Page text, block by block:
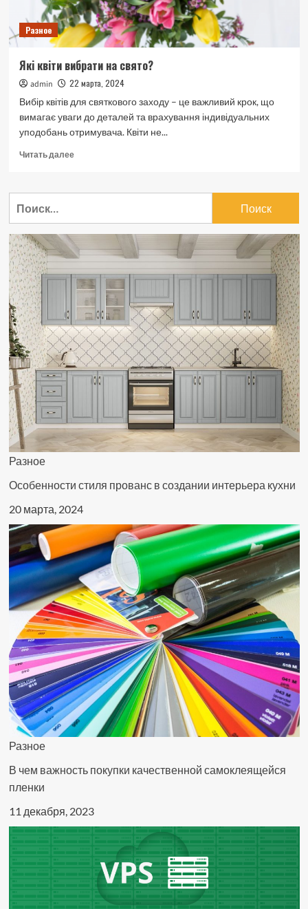
Разное
Які квіти вибрати на свято?
admin
22 марта, 2024
Вибір квітів для святкового заходу – це важливий крок, що
вимагає уваги до деталей та врахування індивідуальних
уподобань отримувача. Квіти не...
Читать далееПрочитать
Які
Разное
Особенности стиля прованс в создании интерьера кухни
20 марта, 2024
Разное
В чем важность покупки качественной самоклеящейся
пленки
11 декабря, 2023